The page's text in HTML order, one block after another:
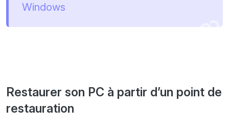
Windows
Restaurer son PC à partir d’un point de
restauration